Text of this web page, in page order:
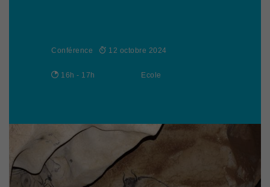
Conférence 12 octobre 2024
16h - 17h Ecole